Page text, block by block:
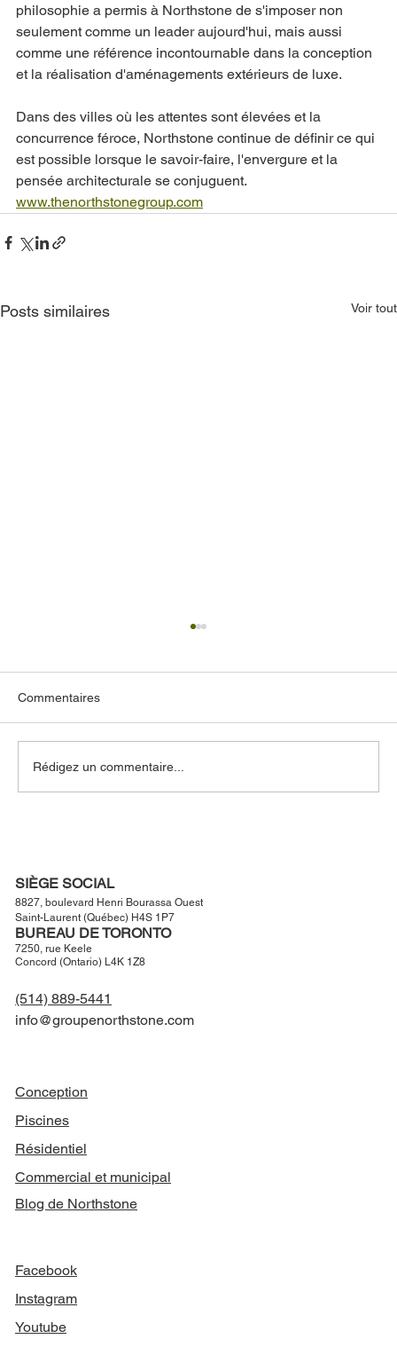
philosophie a permis à Northstone de s'imposer non
seulement comme un leader aujourd'hui, mais aussi
comme une référence incontournable dans la conception
et la réalisation d'aménagements extérieurs de luxe.
Dans des villes où les attentes sont élevées et la
concurrence féroce, Northstone continue de définir ce qui
est possible lorsque le savoir-faire, l'envergure et la
pensée architecturale se conjuguent.
www.thenorthstonegroup.com
Posts similaires Voir tout
Commentaires
Rédigez un commentaire...
SIÈGE SOCIAL
8827, boulevard Henri Bourassa Ouest
Saint-Laurent (Québec) H4S 1P7
BUREAU DE TORONTO
7250, rue Keele
Concord (Ontario) L4K 1Z8
(514) 889-5441
info@groupenorthstone.com
Conception
Piscines
Résidentiel
Commercial et municipal
Blog de Northstone
Facebook
Instagram
Youtube